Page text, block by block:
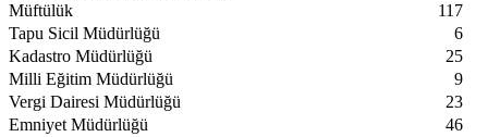
Müftülük
117
Tapu Sicil Müdürlüğü
6
Kadastro Müdürlüğü
25
Milli Eğitim Müdürlüğü
9
Vergi Dairesi Müdürlüğü
23
Emniyet Müdürlüğü
46